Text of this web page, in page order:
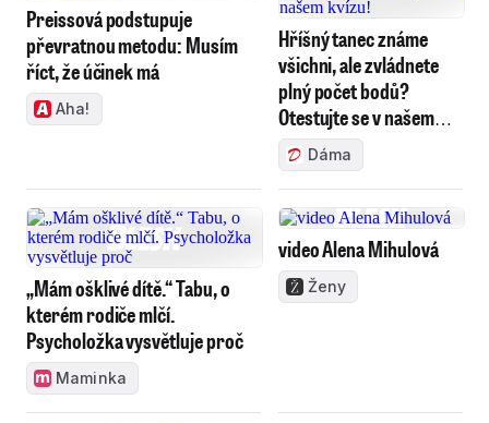
Preissová podstupuje
převratnou metodu: Musím
říct, že účinek má
Aha!
Hříšný tanec známe
všichni, ale zvládnete
plný počet bodů?
Otestujte se v našem
kvízu!Dáma
„Mám ošklivé dítě.“ Tabu, o
kterém rodiče mlčí.
Psycholožka vysvětluje proč
Maminka
video Alena Mihulová
Ženy